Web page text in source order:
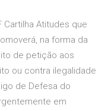
Cartilha Atitudes que
na forma da
de petição aos
ou contra ilegalidade
de Defesa do
em